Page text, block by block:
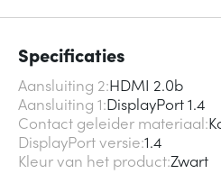
Specificaties
Aansluiting 2 HDMI 2.0b
Aansluiting 1 DisplayPort 1.4
Contact geleider materiaal
DisplayPort versie 1.4
Kleur van het productZwart